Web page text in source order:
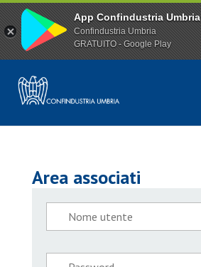
Area associati
App Confindustria Umbria
Confindustria Umbria
GRATUITO - Google Play